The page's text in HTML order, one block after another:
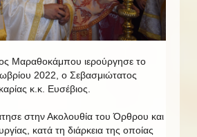
Μαραθοκάμπου ιερούργησε το
2022, ο Σεβασμιώτατος
κ.κ. Ευσέβιος.
στην Ακολουθία του Όρθρου και
κατά τη διάρκεια της οποίας